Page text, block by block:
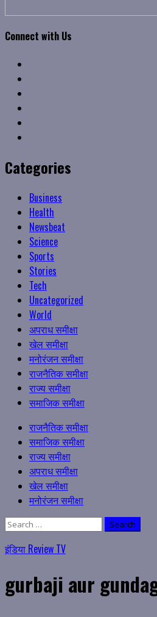
Connect with Us
Categories
Business
Health
Newsbeat
Science
Sports
Stories
Tech
Uncategorized
World
अपराध समीक्षा
खेल समीक्षा
मनोरंजन समीक्षा
राजनैतिक समीक्षा
राज्य समीक्षा
समाजिक समीक्षा
Primary
Menu
राजनैतिक समीक्षा
समाजिक समीक्षा
राज्य समीक्षा
अपराध समीक्षा
खेल समीक्षा
मनोरंजन समीक्षा
Search
इंडिया Review TV
gurbaji aur